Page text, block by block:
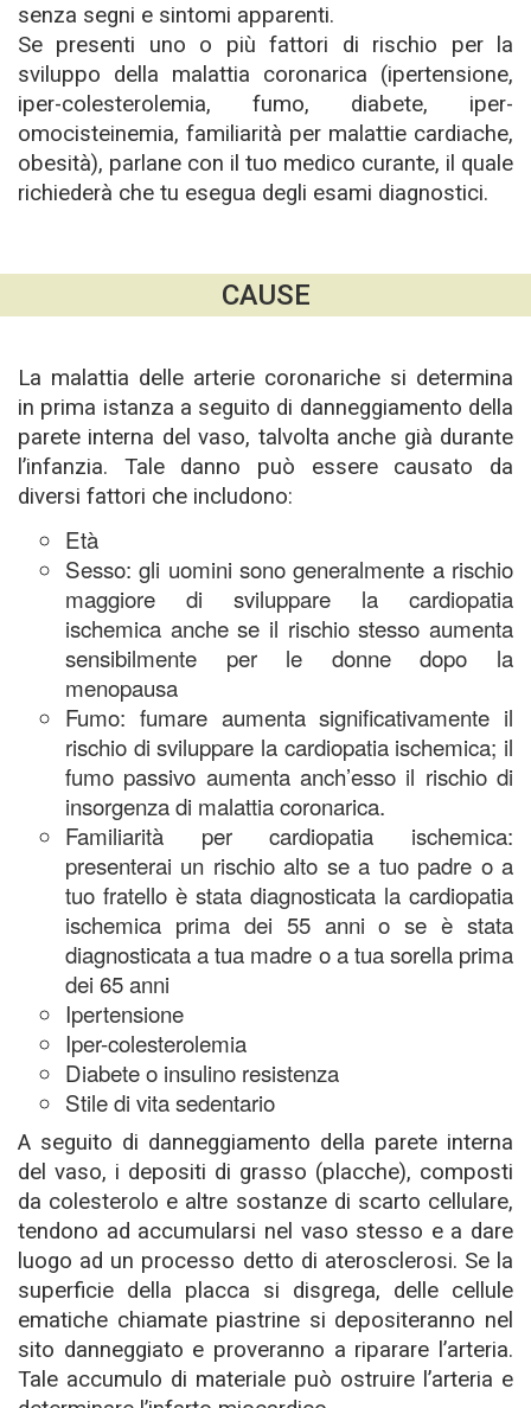
senza segni e sintomi apparenti.
Se presenti uno o più fattori di rischio per la
sviluppo della malattia coronarica (ipertensione,
iper-colesterolemia, fumo, diabete, iper-
omocisteinemia, familiarità per malattie cardiache,
obesità), parlane con il tuo medico curante, il quale
richiederà che tu esegua degli esami diagnostici.
CAUSE
La malattia delle arterie coronariche si determina
in prima istanza a seguito di danneggiamento della
parete interna del vaso, talvolta anche già durante
l’infanzia. Tale danno può essere causato da
diversi fattori che includono:
Età
Sesso: gli uomini sono generalmente a rischio
maggiore di sviluppare la cardiopatia
ischemica anche se il rischio stesso aumenta
sensibilmente per le donne dopo la
menopausa
Fumo: fumare aumenta significativamente il
rischio di sviluppare la cardiopatia ischemica; il
fumo passivo aumenta anch’esso il rischio di
insorgenza di malattia coronarica.
Familiarità per cardiopatia ischemica:
presenterai un rischio alto se a tuo padre o a
tuo fratello è stata diagnosticata la cardiopatia
ischemica prima dei 55 anni o se è stata
diagnosticata a tua madre o a tua sorella prima
dei 65 anni
Ipertensione
Iper-colesterolemia
Diabete o insulino resistenza
Stile di vita sedentario
A seguito di danneggiamento della parete interna
del vaso, i depositi di grasso (placche), composti
da colesterolo e altre sostanze di scarto cellulare,
tendono ad accumularsi nel vaso stesso e a dare
luogo ad un processo detto di aterosclerosi. Se la
superficie della placca si disgrega, delle cellule
ematiche chiamate piastrine si depositeranno nel
sito danneggiato e proveranno a riparare l’arteria.
Tale accumulo di materiale può ostruire l’arteria e